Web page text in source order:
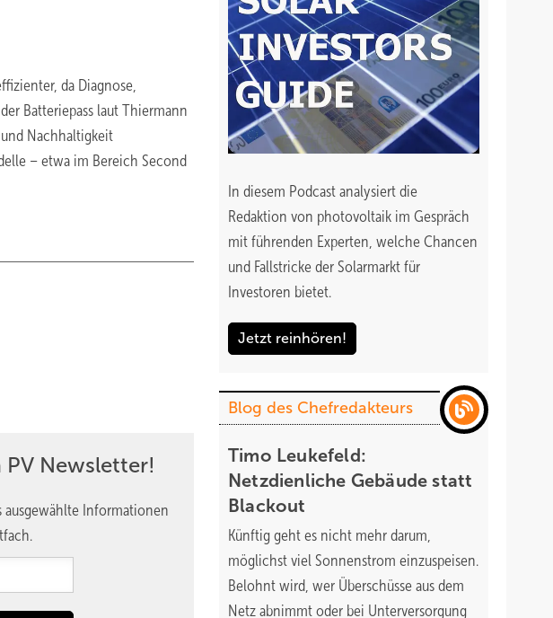
da Diagnose,
Batteriepass laut Thiermann
Nachhaltigkeit
– etwa im Bereich Second
Newsletter!
ausgewählte Informationen
In diesem Podcast analysiert die
Redaktion von photovoltaik im Gespräch
mit führenden Experten, welche Chancen
und Fallstricke der Solarmarkt für
Investoren bietet.
Jetzt reinhören!
Blog des Chefredakteurs
Timo Leukefeld:
Netzdienliche Gebäude statt
Blackout
Künftig geht es nicht mehr darum,
möglichst viel Sonnenstrom einzuspeisen.
Belohnt wird, wer Überschüsse aus dem
Netz abnimmt oder bei Unterversorgung